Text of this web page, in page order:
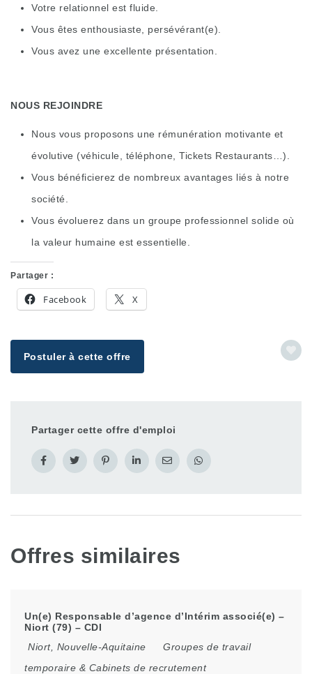
Votre relationnel est fluide.
Vous êtes enthousiaste, persévérant(e).
Vous avez une excellente présentation.
NOUS REJOINDRE
Nous vous proposons une rémunération motivante et
évolutive (véhicule, téléphone, Tickets Restaurants…).
Vous bénéficierez de nombreux avantages liés à notre
société.
Vous évoluerez dans un groupe professionnel solide où
la valeur humaine est essentielle.
Partager :
Facebook X
Postuler à cette offre
Partager cette offre d'emploi
Offres similaires
Un(e) Responsable d’agence d’Intérim associé(e) –
Niort (79) – CDI
Niort, Nouvelle-Aquitaine
Groupes de travail
temporaire & Cabinets de recrutement